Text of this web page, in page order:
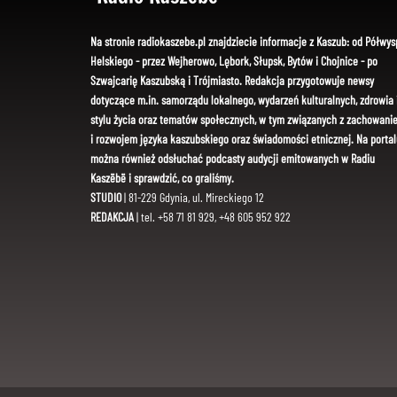
Na stronie radiokaszebe.pl znajdziecie informacje z Kaszub: od
Helskiego - przez Wejherowo, Lębork, Słupsk, Bytów i Chojnice - po
Szwajcarię Kaszubską i Trójmiasto. Redakcja przygotowuje newsy
dotyczące m.in. samorządu lokalnego, wydarzeń kulturalnych, zdrowia
stylu życia oraz tematów społecznych, w tym związanych z
i rozwojem języka kaszubskiego oraz świadomości etnicznej. Na
można również odsłuchać podcasty audycji emitowanych w Radiu
Kaszëbë i sprawdzić, co graliśmy.
STUDIO| 81-229 Gdynia, ul. Mireckiego 12
REDAKCJA| tel. +58 71 81 929, +48 605 952 922